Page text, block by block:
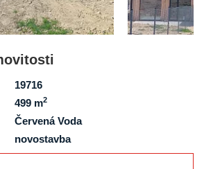
19716
499 m2
Červená Voda
novostavba